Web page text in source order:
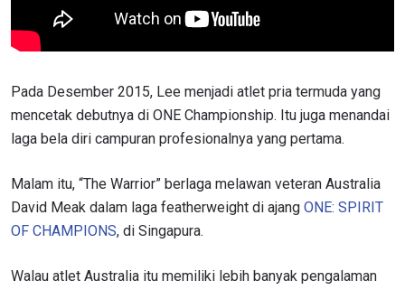
Pada Desember 2015, Lee menjadi atlet pria termuda yang
mencetak debutnya di ONE Championship. Itu juga menandai
laga bela diri campuran profesionalnya yang pertama.
Malam itu, “The Warrior” berlaga melawan veteran Australia
David Meak dalam laga featherweight di ajang ONE: SPIRIT
OF CHAMPIONS, di Singapura.
Walau atlet Australia itu memiliki lebih banyak pengalaman